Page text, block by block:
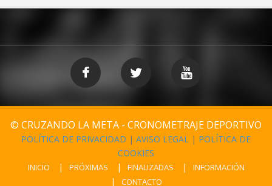
© CRUZANDO LA META - CRONOMETRAJE DEPORTIVO
POLÍTICA DE PRIVACIDAD | AVISO LEGAL | POLÍTICA DE
COOKIES
INICIO PRÓXIMAS FINALIZADAS
INFORMACIÓN
CONTACTO